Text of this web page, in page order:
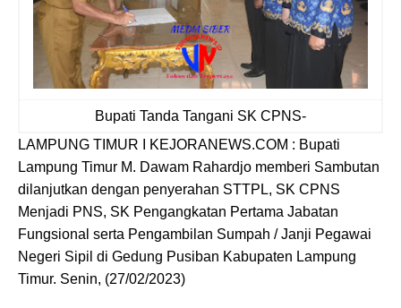
Bupati Tanda Tangani SK CPNS-
LAMPUNG TIMUR I KEJORANEWS.COM : Bupati
Lampung Timur M. Dawam Rahardjo memberi Sambutan
dilanjutkan dengan penyerahan STTPL, SK CPNS
Menjadi PNS, SK Pengangkatan Pertama Jabatan
Fungsional serta Pengambilan Sumpah / Janji Pegawai
Negeri Sipil di Gedung Pusiban Kabupaten Lampung
Timur. Senin, (27/02/2023)